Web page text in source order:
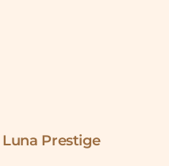
Luna Prestige